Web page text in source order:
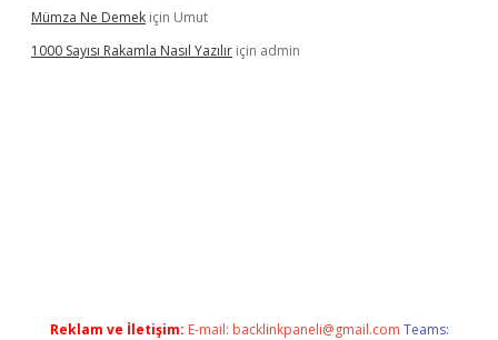
Mümza Ne Demek için Umut
1000 Sayısı Rakamla Nasıl Yazılır için admin
Reklam ve İletişim: E-mail: backlinkpaneli@gmail.com Teams: